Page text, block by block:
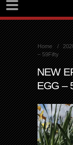
Home
– 59Fifty
NEW
EGG –